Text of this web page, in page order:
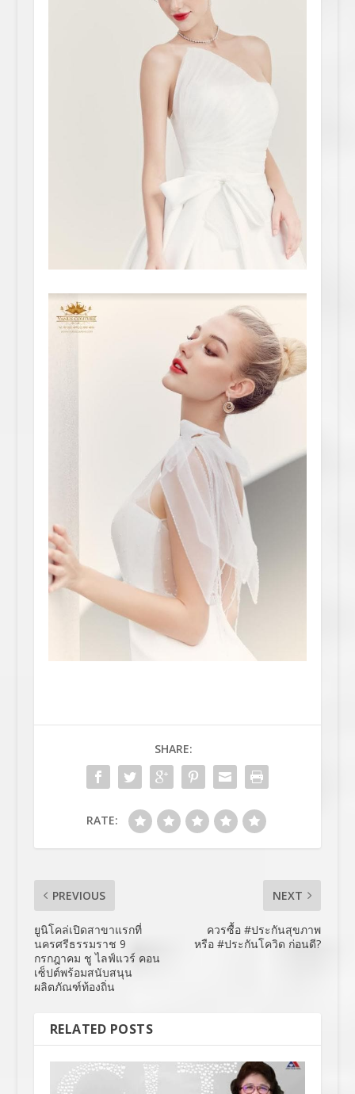
SHARE:
RATE:
PREVIOUS
ยูนิโคล่เปิดสาขาแรกที่
นครศรีธรรมราช 9
กรกฎาคม ชู ไลฟ์แวร์ คอน
เซ็ปต์พร้อมสนับสนุน
ผลิตภัณฑ์ท้องถิ่น
NEXT
ควรซื้อ #ประกันสุขภาพ
หรือ #ประกันโควิด ก่อนดี?
RELATED POSTS